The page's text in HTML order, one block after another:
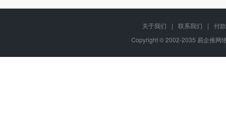
关于我们 | 联系我们 |
付
Copyright © 2002-2035 易企推网